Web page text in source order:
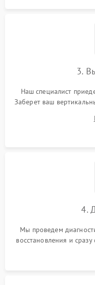
3.
Наш специалист
Заберет ваш
4.
Мы проведем
восстановления и